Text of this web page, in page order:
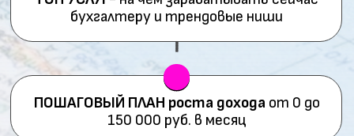
РЕЗУЛЬТАТ УЧАСТИЯ:
позволят зарабатывать до 40 000 в месяц
пассивного дохода